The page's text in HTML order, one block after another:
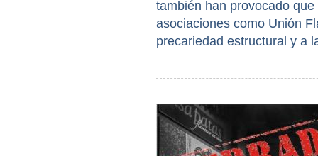
también han provocado
asociaciones como Unión
precariedad estructural y a